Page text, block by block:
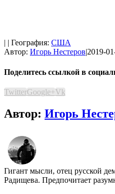
| | География: США
Автор: Игорь Нестеров|2019-
Поделитесь ссылкой в
TwitterGoogle+Vk
Автор: Игорь
Гигант мысли, отец русской
Радищева. Предпочитает